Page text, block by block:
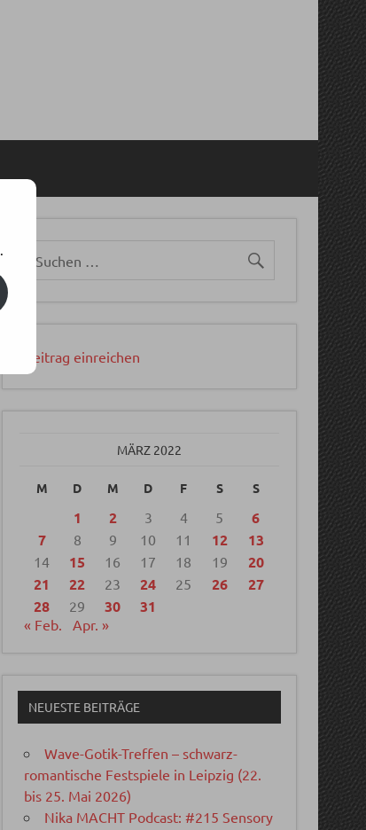
Beitrag einreichen
MÄRZ 2022
M D M D F S S
1 2 3 4 5
6
7
8 9 10 11 12 13
14 15 16 17 18 19
20
21
22 23 24 25 26
27
28
29 30 31
« Feb. Apr. »
NEUESTE BEITRÄGE
Wave-Gotik-Treffen – schwarz-
romantische Festspiele in Leipzig (22.
bis 25. Mai 2026)
Nika MACHT Podcast: #215 Sensory